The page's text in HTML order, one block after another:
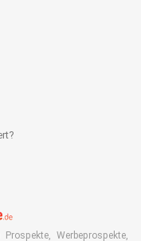
Werbeprospekte,